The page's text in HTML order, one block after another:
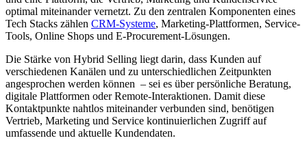
optimal miteinander vernetzt. Zu den zentralen Komponenten eines
Tech Stacks zählen CRM-Systeme, Marketing-Plattformen, Service-
Tools, Online Shops und E-Procurement-Lösungen.
Die Stärke von Hybrid Selling liegt darin, dass Kunden auf
verschiedenen Kanälen und zu unterschiedlichen Zeitpunkten
angesprochen werden können – sei es über persönliche Beratung,
digitale Plattformen oder Remote-Interaktionen. Damit diese
Kontaktpunkte nahtlos miteinander verbunden sind, benötigen
Vertrieb, Marketing und Service kontinuierlichen Zugriff auf
umfassende und aktuelle Kundendaten.